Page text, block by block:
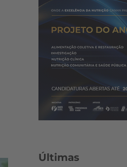
Últimas